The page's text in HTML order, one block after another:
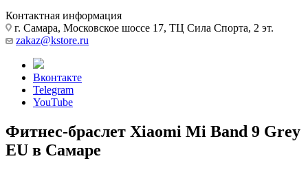
Контактная информация
г. Самара, Московское шоссе 17, ТЦ Сила Спорта, 2 эт.
zakaz@kstore.ru
Вконтакте
Telegram
YouTube
Фитнес-браслет Xiaomi Mi Band 9 Grey
EU в Самаре